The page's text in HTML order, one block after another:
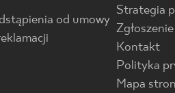
od umowy
Strategia
Kontakt
Polityka
Mapa